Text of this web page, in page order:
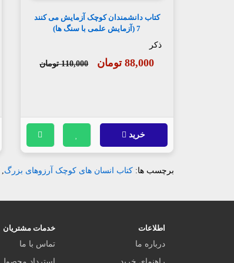
کتاب دانشمندان کوچک آزمایش می کنند
7 (آزمایش علمی با سنگ ها)
ذکر
88,000 تومان 110,000 تومان
خرید
برچسب ها: کتاب انسان های کوچک آرزوهای بزرگ,
اطلاعات
درباره ما
خدمات مشتریان
تماس با ما